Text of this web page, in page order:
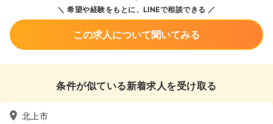
希望や経験をもとに、LINEで相談できる
この求人について聞いてみる
条件が似ている新着求人を受け取る
北上市